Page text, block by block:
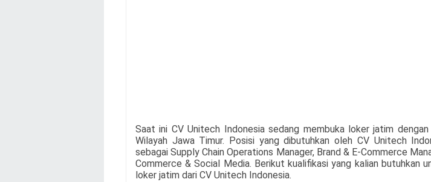
Saat ini CV Unitech Indonesia sedang membuka loker jatim
Wilayah Jawa Timur. Posisi yang dibutuhkan oleh CV Unitech
sebagai Supply Chain Operations Manager, Brand & E-Commerce
Commerce & Social Media. Berikut kualifikasi yang kalian butuhkan
loker jatim dari CV Unitech Indonesia.